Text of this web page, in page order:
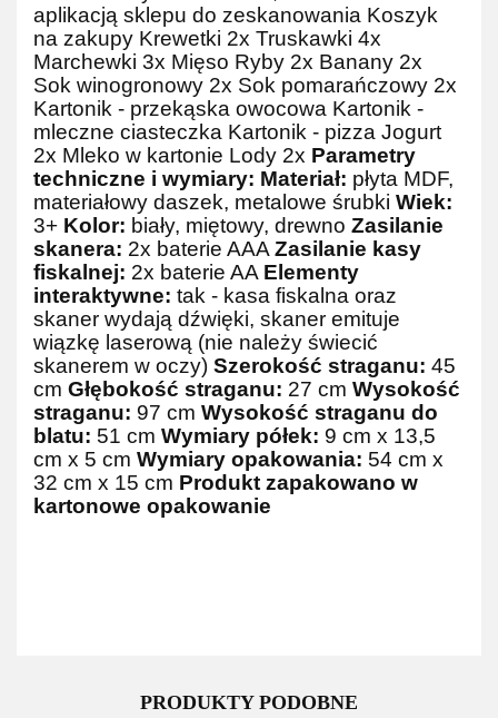
aplikacją sklepu do zeskanowania Koszyk
na zakupy Krewetki 2x Truskawki 4x
Marchewki 3x Mięso Ryby 2x Banany 2x
Sok winogronowy 2x Sok pomarańczowy 2x
Kartonik - przekąska owocowa Kartonik -
mleczne ciasteczka Kartonik - pizza Jogurt
2x Mleko w kartonie Lody 2x Parametry
techniczne i wymiary: Materiał: płyta MDF,
materiałowy daszek, metalowe śrubki Wiek:
3+ Kolor: biały, miętowy, drewno Zasilanie
skanera: 2x baterie AAA Zasilanie kasy
fiskalnej: 2x baterie AA Elementy
interaktywne: tak - kasa fiskalna oraz
skaner wydają dźwięki, skaner emituje
wiązkę laserową (nie należy świecić
skanerem w oczy) Szerokość straganu: 45
cm Głębokość straganu: 27 cm Wysokość
straganu: 97 cm Wysokość straganu do
blatu: 51 cm Wymiary półek: 9 cm x 13,5
cm x 5 cm Wymiary opakowania: 54 cm x
32 cm x 15 cm Produkt zapakowano w
kartonowe opakowanie
PRODUKTY PODOBNE